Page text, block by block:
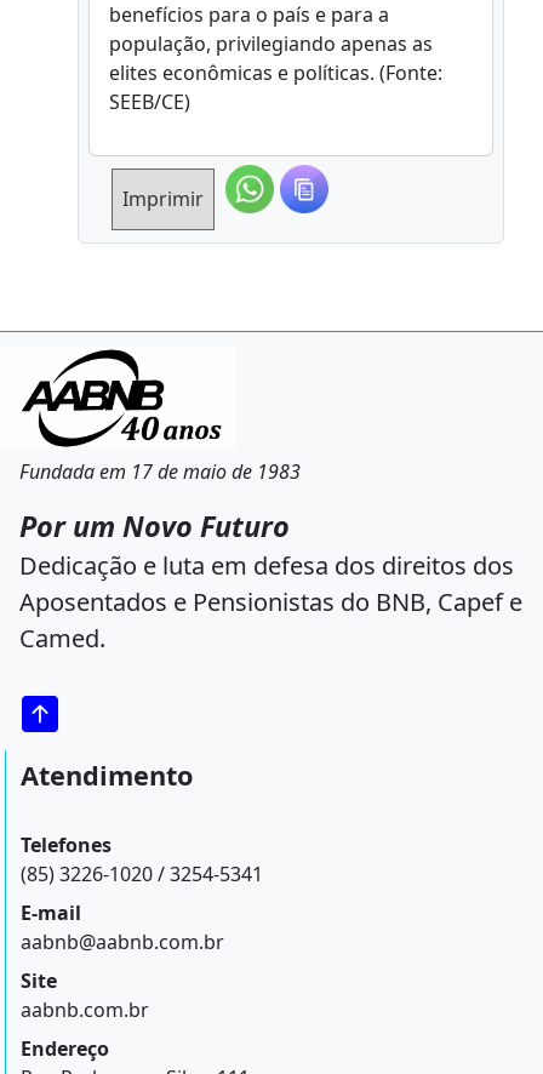
benefícios para o país e para a
população, privilegiando apenas as
elites econômicas e políticas. (Fonte:
SEEB/CE)
Imprimir
Fundada em 17 de maio de 1983
Por um Novo Futuro
Dedicação e luta em defesa dos direitos dos
Aposentados e Pensionistas do BNB, Capef e
Camed.
Atendimento
Telefones
(85) 3226-1020 / 3254-5341
E-mail
aabnb@aabnb.com.br
Site
aabnb.com.br
Endereço